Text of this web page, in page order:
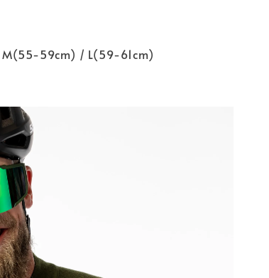
M(55-59cm) / L(59-61cm)